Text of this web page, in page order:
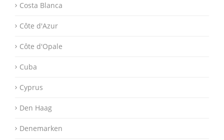
Costa Blanca
Côte d'Azur
Côte d'Opale
Cuba
Cyprus
Den Haag
Denemarken